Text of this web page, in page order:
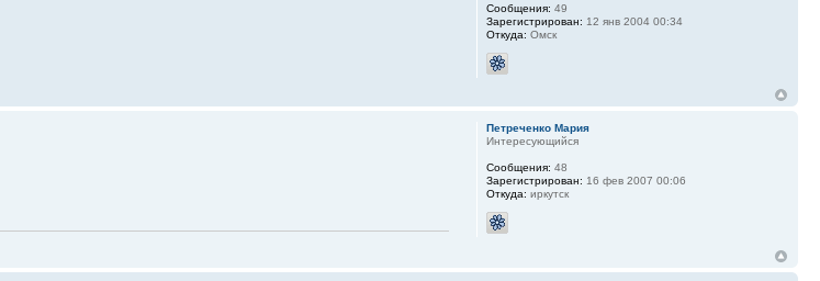
Сообщения: 49
Зарегистрирован: 12 янв 2004 00:34
Откуда: Омск
Петреченко Мария
Интересующийся
Сообщения: 48
Зарегистрирован: 16 фев 2007 00:06
Откуда: иркутск